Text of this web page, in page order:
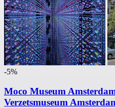
-5%
Moco Museum
Verzetsmuseum